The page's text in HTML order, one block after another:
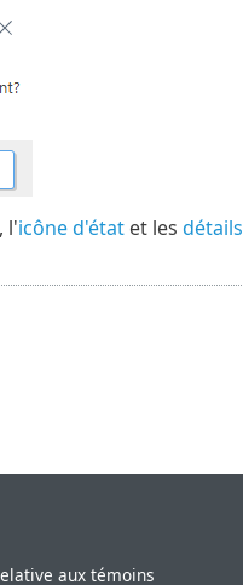
, l'icône d'étatet les détails
aux témoins